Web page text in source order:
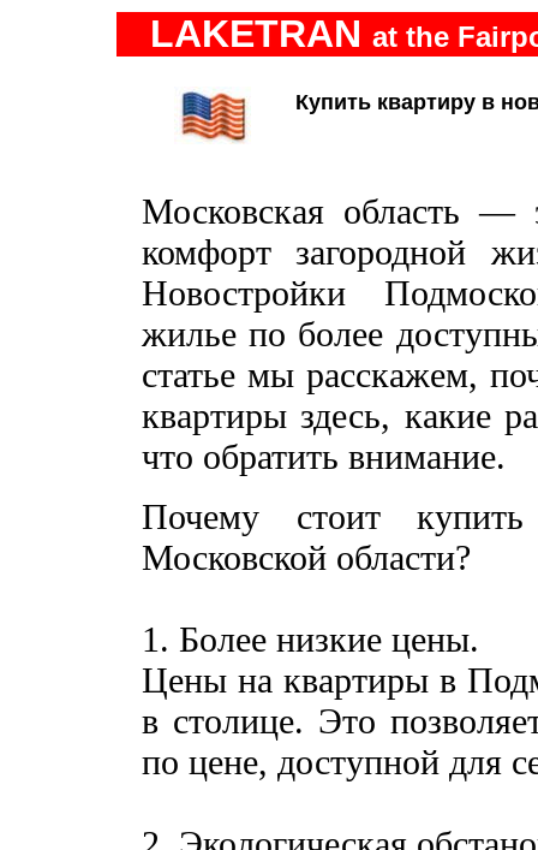
LAKETRAN at the
Купить квартиру в
Московская область —
комфорт загородной
Новостройки
жилье по более
статье мы расскажем,
квартиры здесь, какие
что обратить внимание.
Почему стоит
Московской области?
1. Более низкие цены.
Цены на квартиры в
в столице. Это
по цене, доступной для